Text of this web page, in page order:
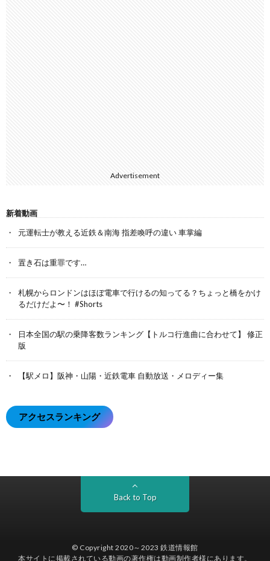
Advertisement
新着動画
元運転士が教える近鉄＆南海 指差喚呼の違い 車掌編
置き石は重罪です…
札幌からロンドンはほぼ電車で行けるの知ってる？ちょっと橋をかけ
るだけだよ〜！ #Shorts
日本全国の駅の乗降客数ランキング【トルコ行進曲に合わせて】 修正
版
【駅メロ】阪神・山陽・近鉄電車 自動放送・メロディー集
アクセスランキング
Back to Top
© Copyright 2020～2023鉄道情報館
本サイトに掲載されている動画の著作権は動画制作者様にあります。